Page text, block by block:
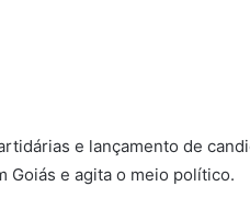
e lançamento de
Goiás e agita o meio político.